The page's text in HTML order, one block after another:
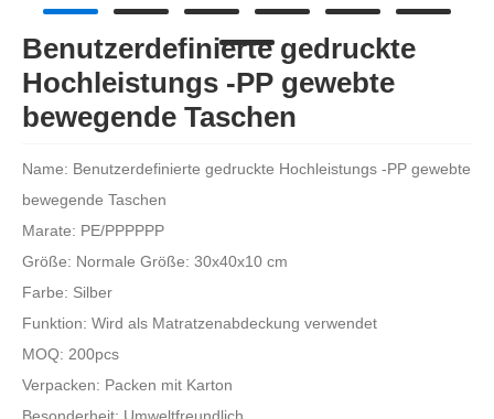
Benutzerdefinierte gedruckte
Hochleistungs -PP gewebte
bewegende Taschen
Name: Benutzerdefinierte gedruckte Hochleistungs -PP gewebte
bewegende Taschen
Marate: PE/PPPPPP
Größe: Normale Größe: 30x40x10 cm
Farbe: Silber
Funktion: Wird als Matratzenabdeckung verwendet
MOQ: 200pcs
Verpacken: Packen mit Karton